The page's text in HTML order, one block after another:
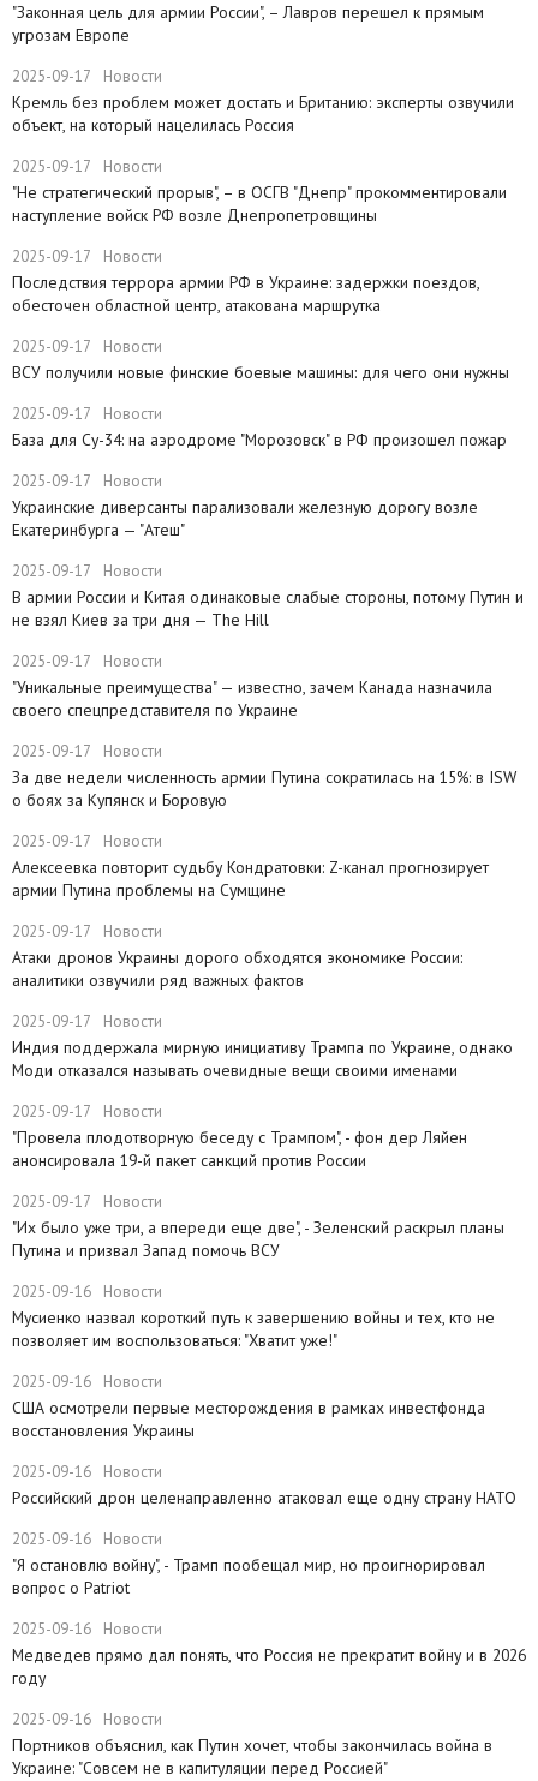
"Законная цель для армии России", – Лавров перешел к прямым
угрозам Европе
2025-09-17 Новости
​Кремль без проблем может достать и Британию: эксперты озвучили
объект, на который нацелилась Россия
2025-09-17 Новости
"Не стратегический прорыв", – в ОСГВ "Днепр" прокомментировали
наступление войск РФ возле Днепропетровщины
2025-09-17 Новости
Последствия террора армии РФ в Украине: задержки поездов,
обесточен областной центр, атакована маршрутка
2025-09-17 Новости
ВСУ получили новые финские боевые машины: для чего они нужны
2025-09-17 Новости
База для Су-34: на аэродроме "Морозовск" в РФ произошел пожар
2025-09-17 Новости
Украинские диверсанты парализовали железную дорогу возле
Екатеринбурга — "Атеш"
2025-09-17 Новости
​В армии России и Китая одинаковые слабые стороны, потому Путин и
не взял Киев за три дня — The Hill
2025-09-17 Новости
​"Уникальные преимущества" — известно, зачем Канада назначила
своего спецпредставителя по Украине
2025-09-17 Новости
​За две недели численность армии Путина сократилась на 15%: в ISW
о боях за Купянск и Боровую
2025-09-17 Новости
​Алексеевка повторит судьбу Кондратовки: Z-канал прогнозирует
армии Путина проблемы на Сумщине
2025-09-17 Новости
​Атаки дронов Украины дорого обходятся экономике России:
аналитики озвучили ряд важных фактов
2025-09-17 Новости
​Индия поддержала мирную инициативу Трампа по Украине, однако
Моди отказался называть очевидные вещи своими именами
2025-09-17 Новости
​"Провела плодотворную беседу с Трампом", - фон дер Ляйен
анонсировала 19-й пакет санкций против России
2025-09-17 Новости
​"Их было уже три, а впереди еще две", - Зеленский раскрыл планы
Путина и призвал Запад помочь ВСУ
2025-09-16 Новости
Мусиенко назвал короткий путь к завершению войны и тех, кто не
позволяет им воспользоваться: "Хватит уже!"
2025-09-16 Новости
США осмотрели первые месторождения в рамках инвестфонда
восстановления Украины
2025-09-16 Новости
Российский дрон целенаправленно атаковал еще одну страну НАТО
2025-09-16 Новости
​"Я остановлю войну", - Трамп пообещал мир, но проигнорировал
вопрос о Patriot
2025-09-16 Новости
Медведев прямо дал понять, что Россия не прекратит войну и в 2026
году
2025-09-16 Новости
Портников объяснил, как Путин хочет, чтобы закончилась война в
Украине: "Совсем не в капитуляции перед Россией"